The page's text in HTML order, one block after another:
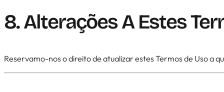
8. Alterações A Estes
Reservamo-nos o direito de atualizar estes Termos de Uso a